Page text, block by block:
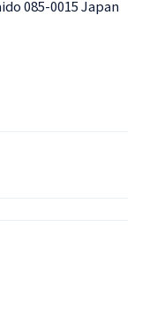
085-0015 Japan